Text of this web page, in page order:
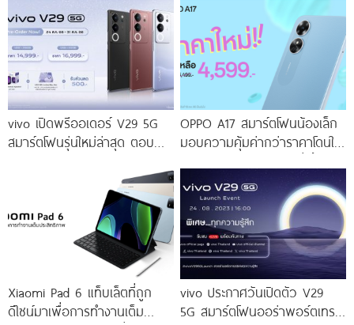
โดดเด่นด้วยสุนทรียศาสตร์แห่ง
vivo เปิดพรีออเดอร์ V29 5G
สมาร์ตโฟนรุ่นใหม่ล่าสุด ตอบ
ราคาเริ่มต้นเพียง 14,999 บาท
จัดเต็มกับโปรโมชันพิเศษก่อนใคร
OPPO A17 สมาร์ตโฟนน้องเล็ก
มอบความคุ้มค่ากว่าราคาโดนใจ
ราคาใหม่เพียง 4,599 บาท
เท่านั้น!
Xiaomi Pad 6 แท็บเล็ตที่ถูก
ดีไซน์มาเพื่อการทำงานเต็ม
vivo ประกาศวันเปิดตัว V29
5G สมาร์ตโฟนออร่าพอร์ตเทร